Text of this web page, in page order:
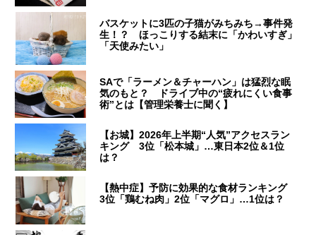
バスケットに3匹の子猫がみちみち→事件発
生！？ ほっこりする結末に「かわいすぎ」
「天使みたい」
SAで「ラーメン＆チャーハン」は猛烈な眠
気のもと？ ドライブ中の“疲れにくい食事
術”とは【管理栄養士に聞く】
【お城】2026年上半期“人気”アクセスラン
キング 3位「松本城」…東日本2位＆1位
は？
【熱中症】予防に効果的な食材ランキング
3位「鶏むね肉」2位「マグロ」…1位は？